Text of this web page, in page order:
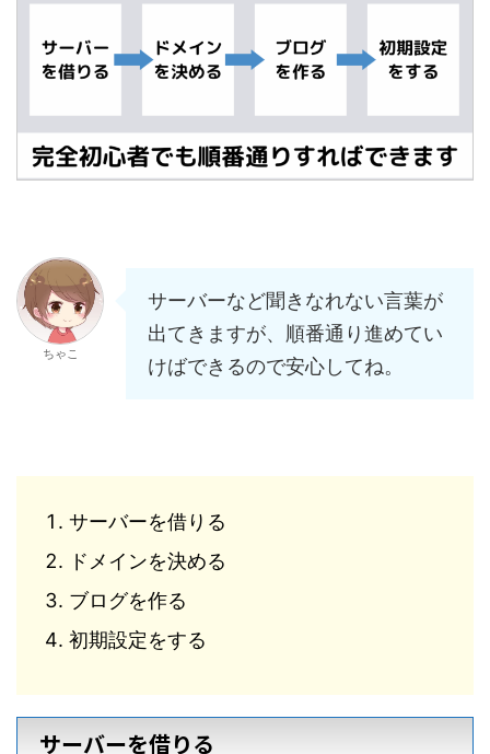
ちゃこ
サーバーなど聞きなれない言葉が
出てきますが、順番通り進めてい
けばできるので安心してね。
サーバーを借りる
ドメインを決める
ブログを作る
初期設定をする
サーバーを借りる